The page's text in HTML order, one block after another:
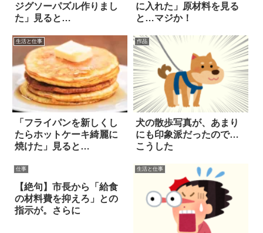
ジグソーパズル作りまし
た」見ると…
に入れた」原材料を見る
と…マジか！
生活と仕事
「フライパンを新しくし
たらホットケーキ綺麗に
焼けた」見ると…
作品
犬の散歩写真が、あまり
にも印象派だったので…
こうした
仕事
【絶句】市長から「給食
の材料費を抑えろ」との
指示が。さらに
生活と仕事